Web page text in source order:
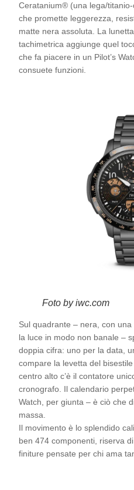
Ceratanium® (una lega/
che promette leggerezza,
matte nera assoluta. La
tachimetrica aggiunge quel
che fa piacere in un Pilot’s
consuete funzioni.
Foto by iwc.com
Sul quadrante – nera, con
la luce in modo non banale –
doppia cifra: uno per la data,
compare la levetta del
centro alto c’è il contatore
cronografo. Il calendario
Watch, per giunta – è ciò che
massa.
Il movimento è lo splendido
ben 474 componenti, riserva
finiture pensate per chi ama